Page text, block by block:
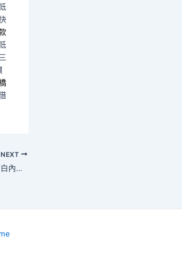
NEXT
三洋服務站提供眼科機構品質白內障特色的板橋電腦維修